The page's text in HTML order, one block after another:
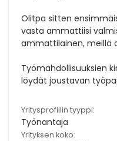
Olitpa sitten
vasta ammattiisi
ammattilainen, meillä
Työmahdollisuuksien
löydät joustavan
Yritysprofiilin tyyppi:
Työnantaja
Yrityksen koko: